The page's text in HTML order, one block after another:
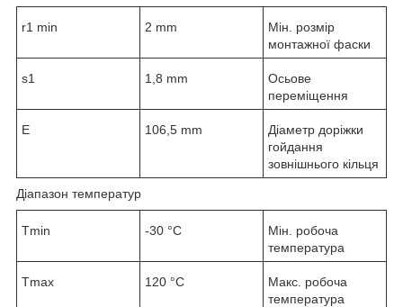
r1 min 2 mm
Мін. розмір
монтажної фаски
s1 1,8 mm
Осьове
переміщення
E 106,5 mm
Діаметр доріжки
гойдання
зовнішнього кільця
Діапазон температур
Tmin -30 °C
Мін. робоча
температура
Tmax 120 °C
Макс. робоча
температура